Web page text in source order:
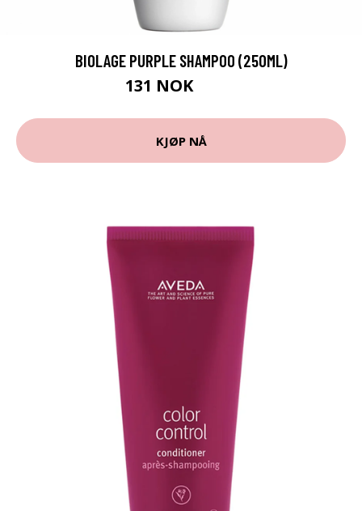
BIOLAGE PURPLE SHAMPOO (250ML)
131 NOK
KJØP NÅ